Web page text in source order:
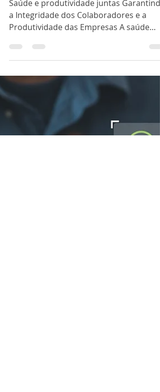
Asonet Ocupacional
Por Que Manter os
Exames Ocupacionais
em Dia?
Saúde e produtividade juntas Garantindo
a Integridade dos Colaboradores e a